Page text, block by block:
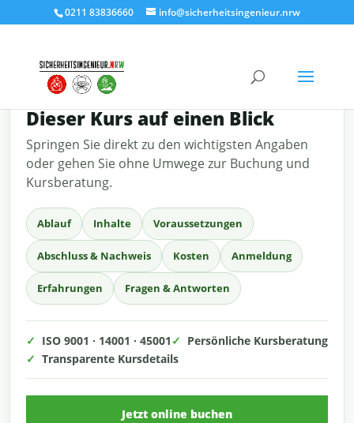
0211 83836660 info@sicherheitsingenieur.nrw
SCHNELL ZUM ZIEL
Dieser Kurs auf einen Blick
Springen Sie direkt zu den wichtigsten Angaben
oder gehen Sie ohne Umwege zur Buchung und
Kursberatung.
Ablauf Inhalte Voraussetzungen
Abschluss & Nachweis Kosten Anmeldung
Erfahrungen Fragen & Antworten
✓ ISO 9001 · 14001 · 45001 ✓ Persönliche Kursberatung
✓ Transparente Kursdetails
Jetzt online buchen